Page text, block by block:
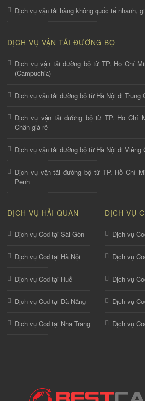
Dịch vụ vận tải hàng không quốc tế nhanh,
DỊCH VỤ VẬN TẢI ĐƯỜNG BỘ
Dịch vụ vận tải đường bộ từ TP. Hồ Chí
(Campuchia)
Dịch vụ vận tải đường bộ từ Hà Nội đi Trung
Dịch vụ vận tải đường bộ từ TP. Hồ Chí
Chăn giá rẻ
Dịch vụ vận tải đường bộ từ Hà Nội đi Viêng
Dịch vụ vận tải đường bộ từ TP. Hồ Chí
Penh
DỊCH VỤ HẢI QUAN
Dịch vụ Cod tại Sài Gòn
Dịch vụ Cod tại Hà Nội
Dịch vụ Cod tại Huế
Dịch vụ Cod tại Đà Nẵng
Dịch vụ Cod tại Nha Trang
DỊCH VỤ
Dịch vụ
Dịch vụ
Dịch vụ
Dịch vụ
Dịch vụ